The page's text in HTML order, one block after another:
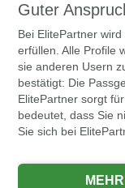
Guter
Bei ElitePartner
erfüllen. Alle Profile
sie anderen Usern
bestätigt: Die
ElitePartner sorgt
bedeutet, dass Sie
Sie sich bei